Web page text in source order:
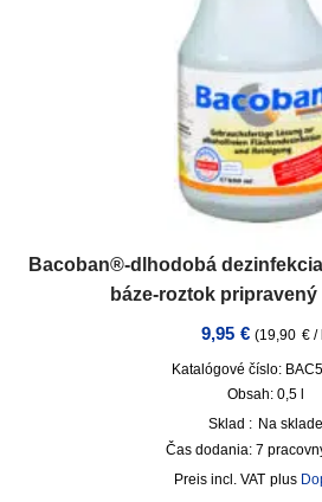
Bacoban®-dlhodobá
báze-roztok
9,95 € (19,90 € /
Katalógové číslo:
Obsah: 0,5 l
Sklad : Na sklade
Čas dodania: 7
incl. VAT plus